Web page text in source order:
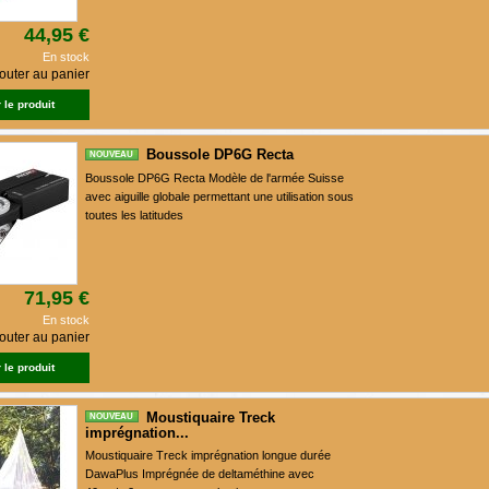
44,95 €
En stock
au panier
le produit
NOUVEAU Boussole DP6G Recta
Boussole DP6G Recta Modèle de l'armée Suisse
avec aiguille globale permettant une utilisation sous
toutes les latitudes
71,95 €
En stock
au panier
le produit
NOUVEAU
Moustiquaire Treck
imprégnation...
Moustiquaire Treck imprégnation longue durée
DawaPlus Imprégnée de deltaméthine avec